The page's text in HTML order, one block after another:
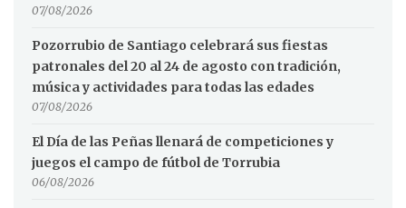
07/08/2026
Pozorrubio de Santiago celebrará sus fiestas
patronales del 20 al 24 de agosto con tradición,
música y actividades para todas las edades
07/08/2026
El Día de las Peñas llenará de competiciones y
juegos el campo de fútbol de Torrubia
06/08/2026